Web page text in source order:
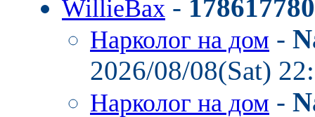
WillieBax -
Нарколог на дом -
2026/08/08(Sat)
Нарколог на дом -